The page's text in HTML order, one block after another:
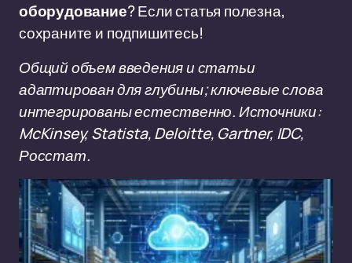
оборудование? Если статья полезна,
сохраните и подпишитесь!
Общий объем введения и статьи
адаптирован для глубины; ключевые слова
интегрированы естественно. Источники:
McKinsey, Statista, Deloitte, Gartner, IDC,
Росстат.